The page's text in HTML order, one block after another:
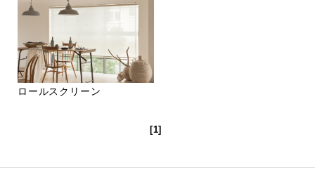
ロールスクリーン
[1]